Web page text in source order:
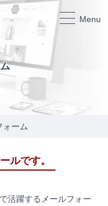
Menu
ォーム
ルです。
活躍するメールフォー